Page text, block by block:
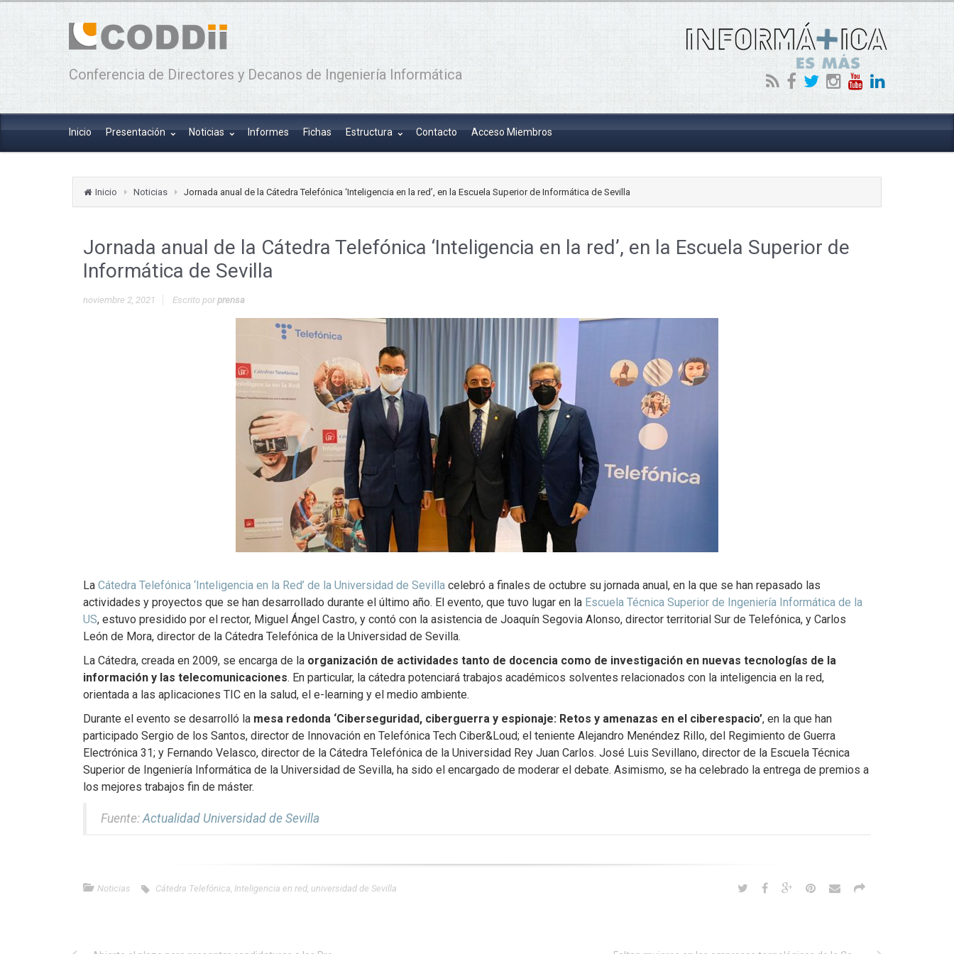
Conferencia de Directores y Decanos de Ingeniería Informática
Inicio Presentación Noticias Informes Fichas Estructura Contacto Acceso Miembros
Inicio Noticias Jornada anual de la Cátedra Telefónica ‘Inteligencia en la red’, en la Escuela Superior de Informática de Sevilla
Jornada anual de la Cátedra Telefónica ‘Inteligencia en la red’, en la Escuela Superior de
Informática de Sevilla
noviembre 2, 2021 Escrito porprensa
La Cátedra Telefónica ‘Inteligencia en la Red’ de la Universidad de Sevilla celebró a finales de octubre su jornada anual, en la que se han repasado las
actividades y proyectos que se han desarrollado durante el último año. El evento, que tuvo lugar en la Escuela Técnica Superior de Ingeniería Informática de la
US, estuvo presidido por el rector, Miguel Ángel Castro, y contó con la asistencia de Joaquín Segovia Alonso, director territorial Sur de Telefónica, y Carlos
León de Mora, director de la Cátedra Telefónica de la Universidad de Sevilla.
La Cátedra, creada en 2009, se encarga de la organización de actividades tanto de docencia como de investigación en nuevas tecnologías de la
información y las telecomunicaciones. En particular, la cátedra potenciará trabajos académicos solventes relacionados con la inteligencia en la red,
orientada a las aplicaciones TIC en la salud, el e-learning y el medio ambiente.
Durante el evento se desarrolló la mesa redonda ‘Ciberseguridad, ciberguerra y espionaje: Retos y amenazas en el ciberespacio’, en la que han
participado Sergio de los Santos, director de Innovación en Telefónica Tech Ciber&Loud; el teniente Alejandro Menéndez Rillo, del Regimiento de Guerra
Electrónica 31; y Fernando Velasco, director de la Cátedra Telefónica de la Universidad Rey Juan Carlos. José Luis Sevillano, director de la Escuela Técnica
Superior de Ingeniería Informática de la Universidad de Sevilla, ha sido el encargado de moderar el debate. Asimismo, se ha celebrado la entrega de premios a
los mejores trabajos fin de máster.
Fuente: Actualidad Universidad de Sevilla
Noticias Cátedra Telefónica Inteligencia en red universidad de Sevilla